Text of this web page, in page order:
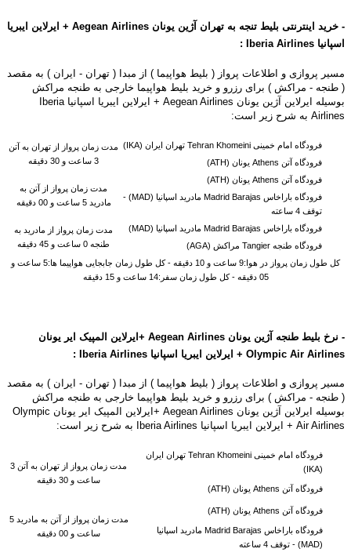
- خرید اینترنتی بلیط تنجه به تهران آژین یونان Aegean Airlines + ایرلاین ایبریا
اسپانیا
IberiaAirlines
:
مسیر پروازی و اطلاعات پرواز ( بلیط هواپیما ) از مبدا ( تهران - ایران ) به مقصد
( طنجه - مراکش ) برای رزرو و خرید بلیط هواپیما خارجی به طنجه مراکش
بوسیله
ایرلاین آژین یونان Aegean Airlines + ایرلاین ایبریا اسپانیا Iberia
Airlines به شرح زیر است:
فرودگاه امام خمینی Tehran Khomeini تهران ایران (IKA) مدت زمان پرواز از تهران به آتن
3 ساعت و 30 دقیقه
فرودگاه آتن Athens یونان (ATH)
فرودگاه آتن Athens یونان (ATH)
مدت زمان پرواز از آتن به
مادرید 5 ساعت و 00 دقیقه
فرودگاه باراخاس Madrid Barajas مادرید اسپانیا (MAD) -
توقف 4 ساعته
فرودگاه باراخاس Madrid Barajas مادرید اسپانیا (MAD)
مدت زمان پرواز از مادرید به
طنجه 0 ساعت و 45 دقیقه
فرودگاه طنجه Tangier مراکش (AGA)
کل طول زمان پرواز در هوا:9 ساعت و 10 دقیقه - کل طول زمان جابجایی هواپیما ها:5 ساعت و
05 دقیقه - کل طول زمان سفر:14 ساعت و 15 دقیقه
- نرخ بلیط طنجه آژین یونان Aegean Airlines +ایرلاین المپیک ایر یونان
Olympic Air Airlines + ایرلاین ایبریا اسپانیا Iberia Airlines
:
مسیر پروازی و اطلاعات پرواز ( بلیط هواپیما ) از مبدا ( تهران - ایران ) به مقصد
( طنجه - مراکش ) برای رزرو و خرید بلیط هواپیما خارجی به طنجه مراکش
بوسیله
ایرلاین آژین یونان Aegean Airlines +ایرلاین المپیک ایر یونان Olympic
Air Airlines + ایرلاین ایبریا اسپانیا Iberia Airlines به شرح زیر است:
فرودگاه امام خمینی Tehran Khomeini تهران ایران
(IKA)
مدت زمان پرواز از تهران به آتن 3
ساعت و 30 دقیقه
فرودگاه آتن Athens یونان (ATH)
فرودگاه آتن Athens یونان (ATH)
مدت زمان پرواز از
آتن
به مادرید 5
ساعت و 00 دقیقه
فرودگاه باراخاس Madrid Barajas مادرید اسپانیا
(MAD) -
توقف 4 ساعته